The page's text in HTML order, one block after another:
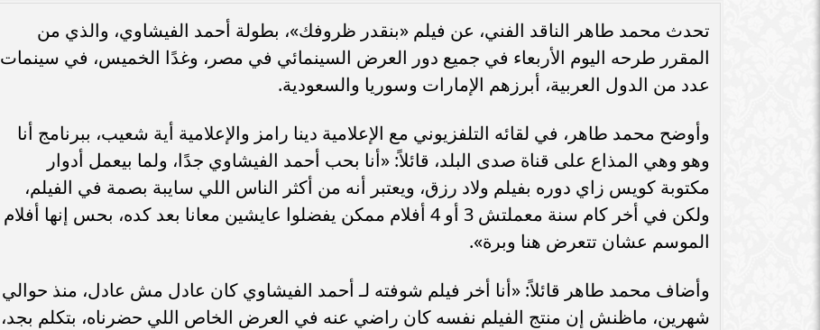
تحدث محمد طاهر الناقد الفني، عن فيلم «بنقدر ظروفك»، بطولة أحمد الفيشاوي، والذي من
المقرر طرحه اليوم الأربعاء في جميع دور العرض السينمائي في مصر، وغدًا الخميس، في سينمات
عدد من الدول العربية، أبرزهم الإمارات وسوريا والسعودية.
وأوضح محمد طاهر، في لقائه التلفزيوني مع الإعلامية دينا رامز والإعلامية أية شعيب، ببرنامج أنا
وهو وهي المذاع على قناة صدى البلد، قائلاً: «أنا بحب أحمد الفيشاوي جدًا، ولما بيعمل أدوار
مكتوبة كويس زاي دوره بفيلم ولاد رزق، ويعتبر أنه من أكثر الناس اللي سايبة بصمة في الفيلم،
ولكن في أخر كام سنة معملتش 3 أو 4 أفلام ممكن يفضلوا عايشين معانا بعد كده، بحس إنها أفلام
الموسم عشان تتعرض هنا وبرة».
وأضاف محمد طاهر قائلاً: «أنا أخر فيلم شوفته لـ أحمد الفيشاوي كان عادل مش عادل، منذ حوالي
شهرين، ماظنش إن منتج الفيلم نفسه كان راضي عنه في العرض الخاص اللي حضرناه، بتكلم بجد،
سامر شقير: اتفاقيات السعودية وروسيا
الـ30 تمهد لاستثمارات استراتيجية واعدة
في رؤية...
سامر شقير: التحولات الأوروبية تفتح باباً
جديداً للاستثمار في الطاقة السعودية
الاستقرار المالي